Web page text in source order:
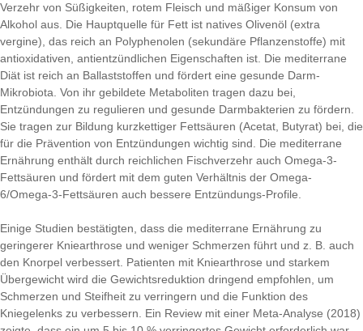
Verzehr von Süßigkeiten, rotem Fleisch und mäßiger Konsum von
Alkohol aus. Die Hauptquelle für Fett ist natives Olivenöl (extra
vergine), das reich an Polyphenolen (sekundäre Pflanzenstoffe) mit
antioxidativen, antientzündlichen Eigenschaften ist. Die mediterrane
Diät ist reich an Ballaststoffen und fördert eine gesunde Darm-
Mikrobiota. Von ihr gebildete Metaboliten tragen dazu bei,
Entzündungen zu regulieren und gesunde Darmbakterien zu fördern.
Sie tragen zur Bildung kurzkettiger Fettsäuren (Acetat, Butyrat) bei, die
für die Prävention von Entzündungen wichtig sind. Die mediterrane
Ernährung enthält durch reichlichen Fischverzehr auch Omega-3-
Fettsäuren und fördert mit dem guten Verhältnis der Omega-
6/Omega-3-Fettsäuren auch bessere Entzündungs-Profile.
Einige Studien bestätigten, dass die mediterrane Ernährung zu
geringerer Kniearthrose und weniger Schmerzen führt und z. B. auch
den Knorpel verbessert. Patienten mit Kniearthrose und starkem
Übergewicht wird die Gewichtsreduktion dringend empfohlen, um
Schmerzen und Steifheit zu verringern und die Funktion des
Kniegelenks zu verbessern. Ein Review mit einer Meta-Analyse (2018)